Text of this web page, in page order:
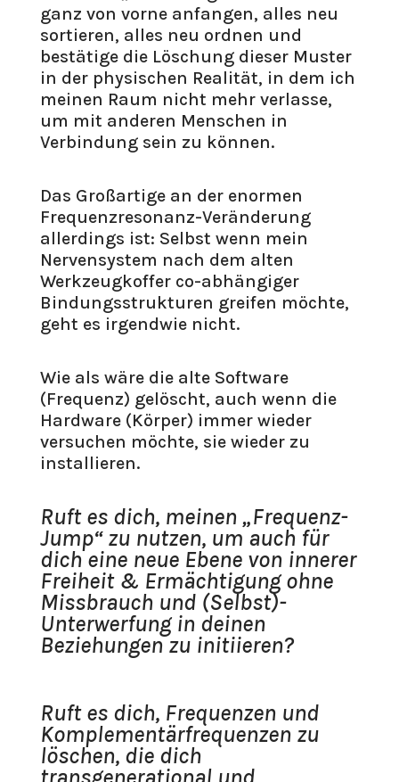
ganz von vorne anfangen, alles neu
sortieren, alles neu ordnen und
bestätige die Löschung dieser Muster
in der physischen Realität, in dem ich
meinen Raum nicht mehr verlasse,
um mit anderen Menschen in
Verbindung sein zu können.
Das Großartige an der enormen
Frequenzresonanz-Veränderung
allerdings ist: Selbst wenn mein
Nervensystem nach dem alten
Werkzeugkoffer co-abhängiger
Bindungsstrukturen greifen möchte,
geht es irgendwie nicht.
Wie als wäre die alte Software
(Frequenz) gelöscht, auch wenn die
Hardware (Körper) immer wieder
versuchen möchte, sie wieder zu
installieren.
Ruft es dich, meinen „Frequenz-
Jump“ zu nutzen, um auch für
dich eine neue Ebene von innerer
Freiheit & Ermächtigung ohne
Missbrauch und (Selbst)-
Unterwerfung in deinen
Beziehungen zu initiieren?
Ruft es dich, Frequenzen und
Komplementärfrequenzen zu
löschen, die dich